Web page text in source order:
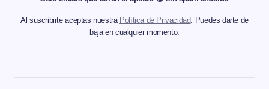
Al suscribirte aceptas nuestra Política de Privacidad. Puedes darte de
baja en cualquier momento.